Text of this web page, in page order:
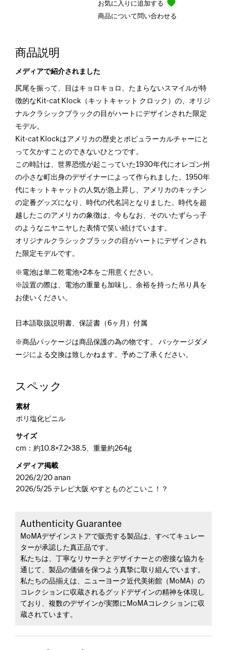
お気に入りに追加する
商品について問い合わせる
商品説明
メディアで紹介されました
尻尾を振って、目はキョロキョロ、たまらないスマイルが特
徴的なKit-cat Klock（キットキャット クロック）の、オリジ
ナルクラシックブラックの目がハートにデザインされた限定
モデル。
Kit-cat Klockはアメリカの歴史とポピュラーカルチャーにと
って欠かすことのできないひとつです。
この時計は、世界恐慌が起こっていた1930年代にオレゴン州
の小さな町出身のデザイナーによって作られました。1950年
代にキットキャットの人気が急上昇し、アメリカのキッチン
の定番グッズになり、時代の代名詞となりました。時代を超
越したこのアメリカの象徴は、今もなお、そのいたずらっ子
のようなニヤニヤした表情で笑い続けています。
オリジナルクラシックブラックの目がハートにデザインされ
た限定モデルです。
※電池は単二乾電池×2本をご用意ください。
※設置の際は、電池の重量も加味し、余裕を持った吊り具を
お使いください。
日本語取扱説明書、保証書（6ヶ月）付属
※商品パッケージは商品保護の為の物です。 パッケージダメ
ージによる交換は致しかねます。予めご了承ください。
スペック
素材
ポリ塩化ビニル
サイズ
cm：約10.8×7.2×38.5、重量約264g
メディア掲載
2026/2/20 anan
2026/5/25 テレビ大阪 やすとものどこいこ！？
Authenticity Guarantee
MoMAデザインストアで販売する製品は、すべてキュレー
ターが承認した真正品です。
私たちは、丁寧なリサーチとデザイナーとの密接な協力を
通じて、製品の価値を保つよう真摯に取り組んでいます。
私たちの品揃えは、ニューヨーク近代美術館（MoMA）の
コレクションに収蔵されるグッドデザインの精神を体現し
ており、複数のデザインが実際にMoMAコレクションに収
蔵されています。